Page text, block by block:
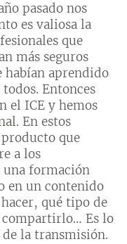
pasado nos
es valiosa la
que
más seguros
habían aprendido
Entonces
el ICE y hemos
En estos
que
a los
una formación
en un contenido
qué tipo de
compartirlo… Es lo
la transmisión.